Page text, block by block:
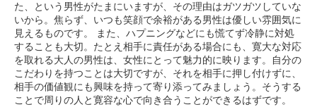
た、という男性がたまにいますが、その理由はガツガツしていな
いから。焦らず、いつも笑顔で余裕がある男性は優しい雰囲気に
見えるものです。 また、ハプニングなどにも慌てず冷静に対処
することも大切。たとえ相手に責任がある場合にも、寛大な対応
を取れる大人の男性は、女性にとって魅力的に映ります。自分の
こだわりを持つことは大切ですが、それを相手に押し付けずに、
相手の価値観にも興味を持って寄り添ってみましょう。そうする
ことで周りの人と寛容な心で向き合うことができるはずです。